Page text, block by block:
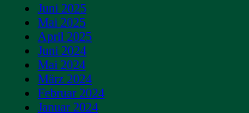
Juni 2025
Mai 2025
April 2025
Juni 2024
Mai 2024
März 2024
Februar 2024
Januar 2024